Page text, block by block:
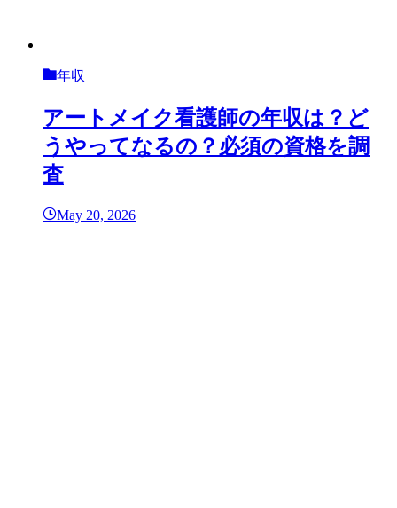
年収
アートメイク看護師の年収は？ど
うやってなるの？必須の資格を調
査
May 20, 2026